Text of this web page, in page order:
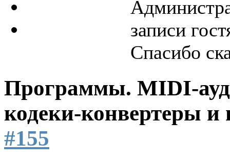
записи
Спасибо
Программы. MIDI-
кодеки-конвертеры
#155